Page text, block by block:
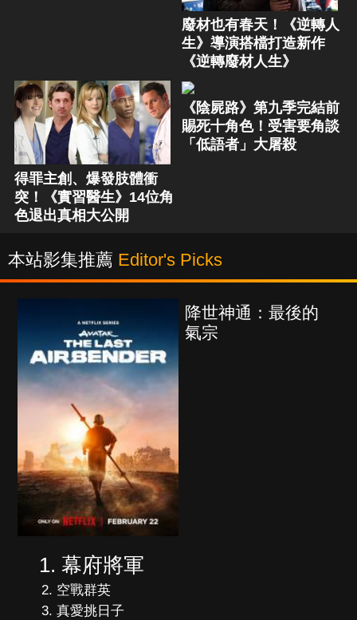
廢材也有春天！《逆轉人
生》導演搭檔打造新作
《逆轉廢材人生》
得罪主創、爆發肢體衝
突！《實習醫生》14位角
色退出真相大公開
《陰屍路》第九季完結前
賜死十角色！受害要角談
「低語者」大屠殺
本站影集推薦 Editor's Picks
降世神通：最後的
氣宗
幕府將軍
空戰群英
真愛挑日子